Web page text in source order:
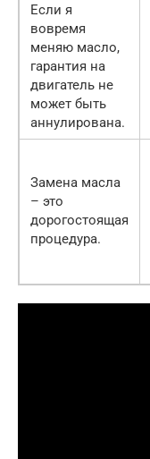
Если я
вовремя
меняю масло,
гарантия на
двигатель не
может быть
аннулирована.
Замена масла
– это
дорогостоящая
процедура.